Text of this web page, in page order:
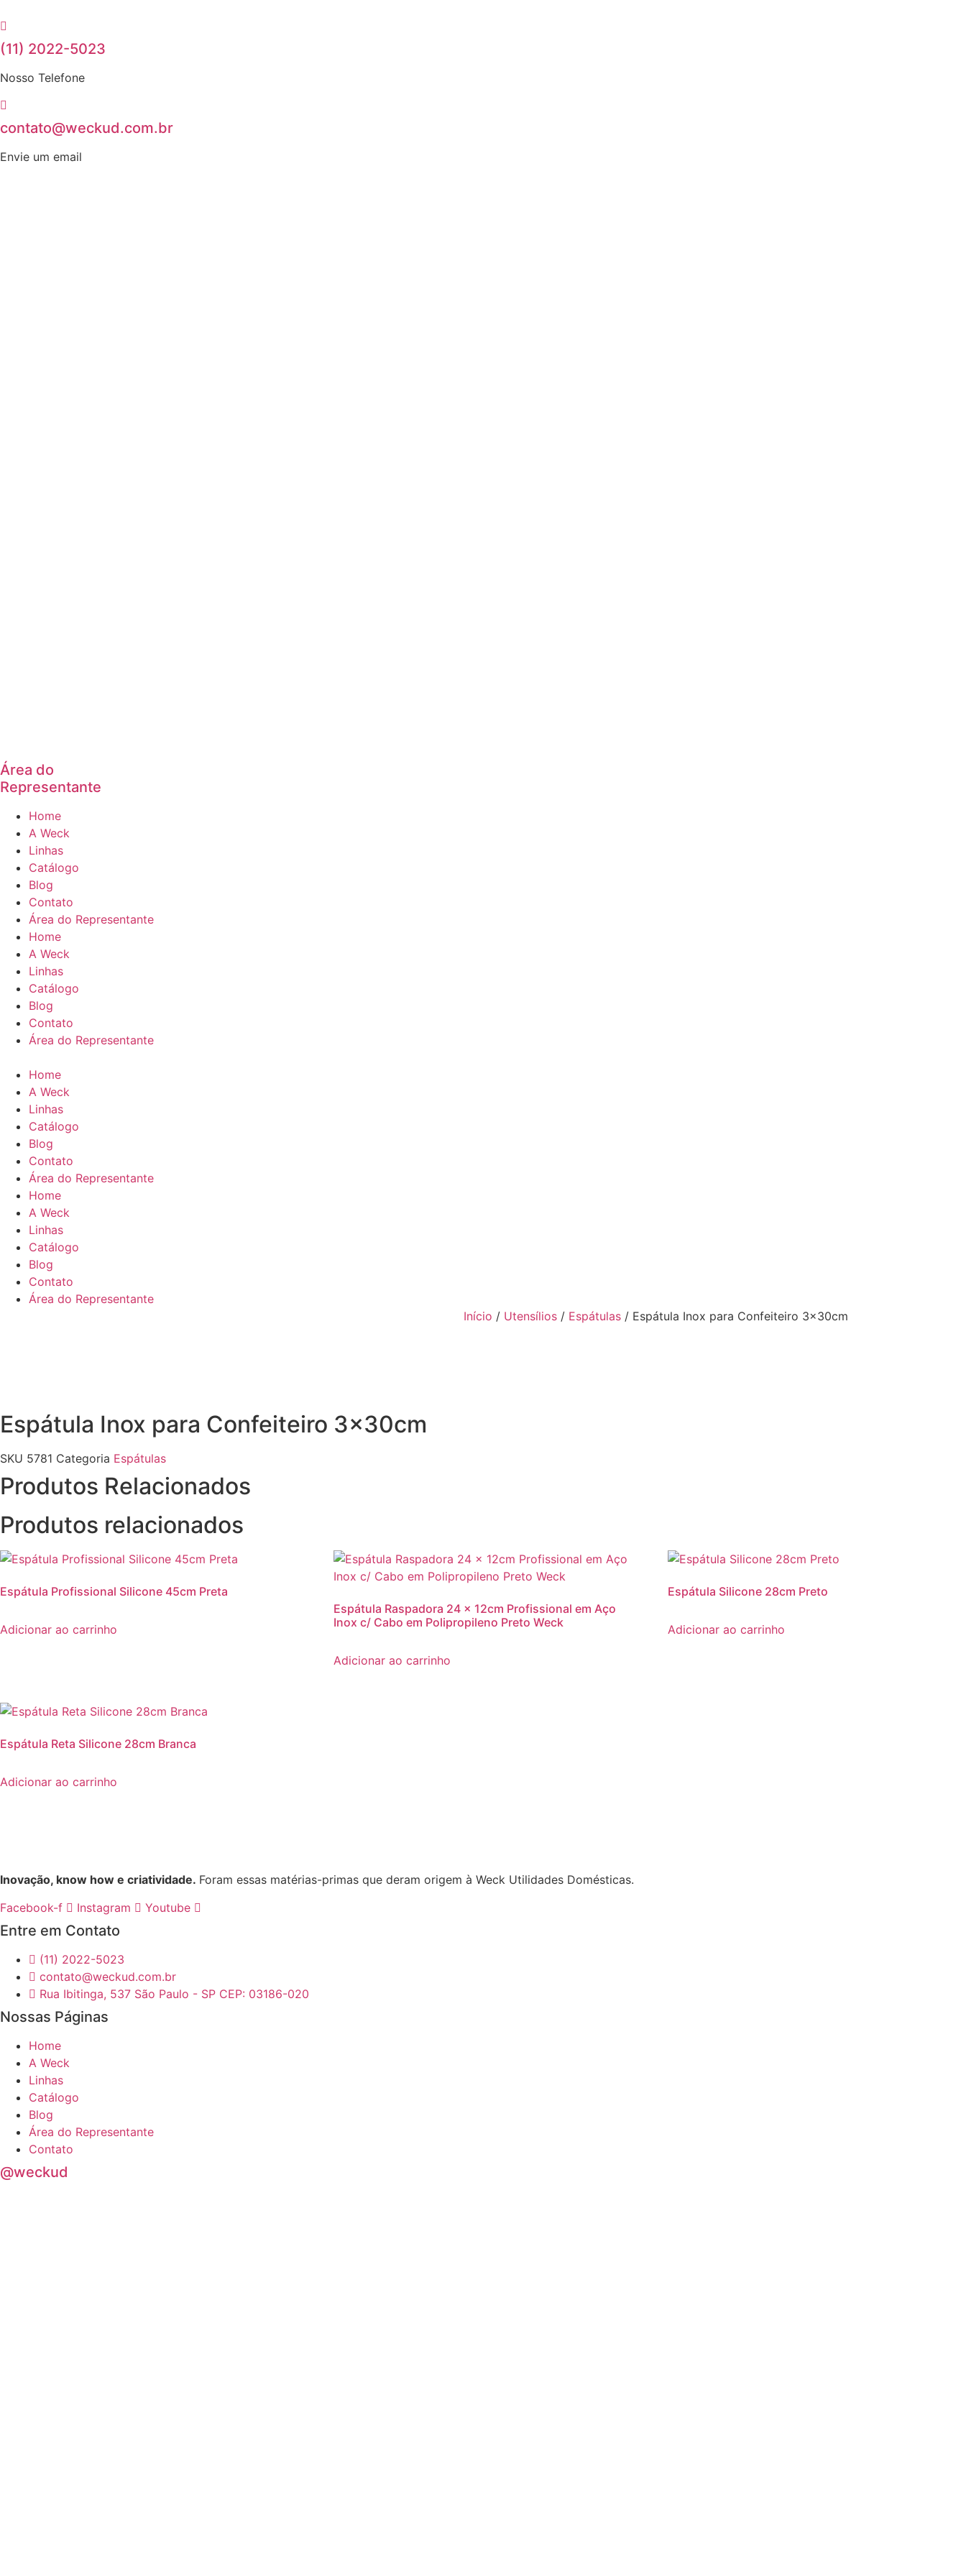
para
o
conteúdo
(11) 2022-5023
Nosso Telefone
contato@weckud.com.br
Envie um email
Área do
Representante
Home
A Weck
Linhas
Catálogo
Blog
Contato
Área do Representante
Home
A Weck
Linhas
Catálogo
Blog
Contato
Área do Representante
Home
A Weck
Linhas
Catálogo
Blog
Contato
Área do Representante
Home
A Weck
Linhas
Catálogo
Blog
Contato
Área do Representante
Início / Utensílios / Espátulas / Espátula Inox para Confeiteiro 3x30cm
Espátula Inox para Confeiteiro 3x30cm
SKU 5781 Categoria Espátulas
Produtos Relacionados
Produtos relacionados
Espátula Profissional Silicone 45cm Preta
Adicionar ao carrinho
Espátula Raspadora 24 x 12cm Profissional em Aço
Inox c/ Cabo em Polipropileno Preto Weck
Adicionar ao carrinho
Espátula Silicone 28cm Preto
Adicionar ao carrinho
Espátula Reta Silicone 28cm Branca
Adicionar ao carrinho
Inovação, know how e criatividade. Foram essas matérias-primas que deram origem à Weck Utilidades Domésticas.
Facebook-f
Instagram Youtube
Entre em Contato
(11) 2022-5023
contato@weckud.com.br
Rua Ibitinga, 537 São Paulo - SP CEP: 03186-020
Nossas Páginas
Home
A Weck
Linhas
Catálogo
Blog
Área do Representante
Contato
@weckud